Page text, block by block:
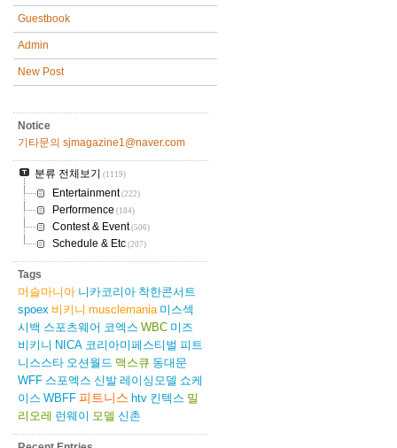
Guestbook
Admin
New Post
Notice
기타문의 sjmagazine1@naver.com
분류 전체보기 (1119)
Entertainment(222)
Performence (184)
Contest & Event(506)
Schedule & Etc (207)
Tags
머슬마니아 니카코리아 착한콘서트
spoex 비키니 musclemania 미스섹
시백 스포츠웨어 코엑스 WBC 미즈
비키니 NICA 코리아미페스티벌 피트
니스스타 오션월드 맥스큐 동대문
WFF 스포엑스 신발 레이싱모델 쇼케
이스 WBFF 피트니스 htv 킨텍스 밀
리오레 런웨이 모델 신촌